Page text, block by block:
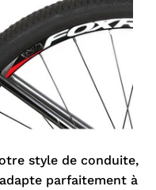
style de conduite,
parfaitement à